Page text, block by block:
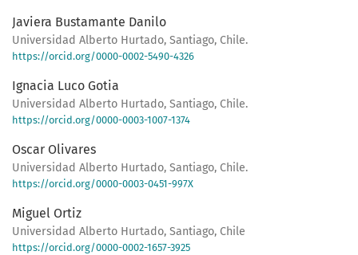
Javiera Bustamante Danilo
Universidad Alberto Hurtado, Santiago, Chile.
https://orcid.org/0000-0002-5490-4326
Ignacia Luco Gotia
Universidad Alberto Hurtado, Santiago, Chile.
https://orcid.org/0000-0003-1007-1374
Oscar Olivares
Universidad Alberto Hurtado, Santiago, Chile.
https://orcid.org/0000-0003-0451-997X
Miguel Ortiz
Universidad Alberto Hurtado, Santiago, Chile
https://orcid.org/0000-0002-1657-3925